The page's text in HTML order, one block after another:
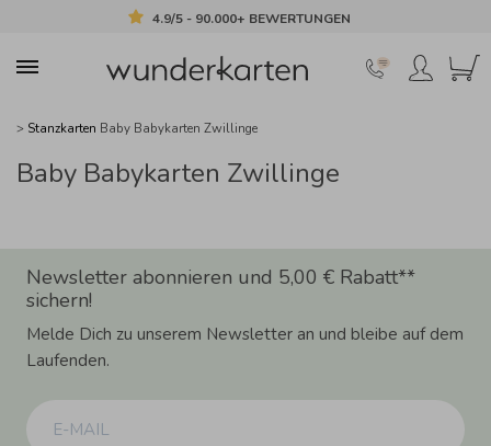
4.9/5 - 90.000+ BEWERTUNGEN
> Stanzkarten Baby Babykarten Zwillinge
Baby Babykarten Zwillinge
Newsletter abonnieren und 5,00 € Rabatt**
sichern!
Melde Dich zu unserem Newsletter an und bleibe auf dem
Laufenden.